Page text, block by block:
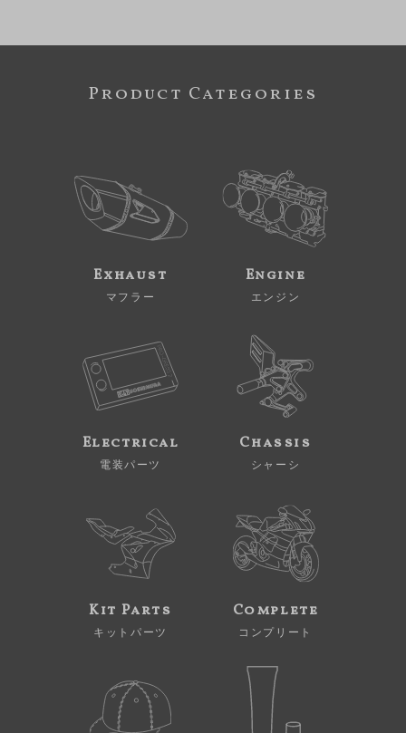
Product Categories
Exhaust
マフラー
Engine
エンジン
Electrical
電装パーツ
Chassis
シャーシ
Kit Parts
キットパーツ
Complete
コンプリート